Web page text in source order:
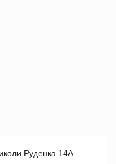
Руденка 14А